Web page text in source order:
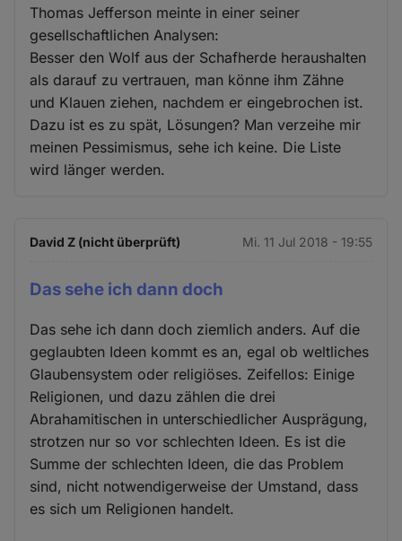
Thomas Jefferson meinte in einer seiner
gesellschaftlichen Analysen:
Besser den Wolf aus der Schafherde heraushalten
als darauf zu vertrauen, man könne ihm Zähne
und Klauen ziehen, nachdem er eingebrochen ist.
Dazu ist es zu spät, Lösungen? Man verzeihe mir
meinen Pessimismus, sehe ich keine. Die Liste
wird länger werden.
David Z (nicht überprüft) Mi. 11 Jul 2018 - 19:55
Das sehe ich dann doch
Das sehe ich dann doch ziemlich anders. Auf die
geglaubten Ideen kommt es an, egal ob weltliches
Glaubensystem oder religiöses. Zeifellos: Einige
Religionen, und dazu zählen die drei
Abrahamitischen in unterschiedlicher Ausprägung,
strotzen nur so vor schlechten Ideen. Es ist die
Summe der schlechten Ideen, die das Problem
sind, nicht notwendigerweise der Umstand, dass
es sich um Religionen handelt.